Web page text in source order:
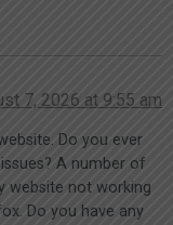
7, 2026 at 9:55 am
Do you ever
A number of
website not working
Do you have any